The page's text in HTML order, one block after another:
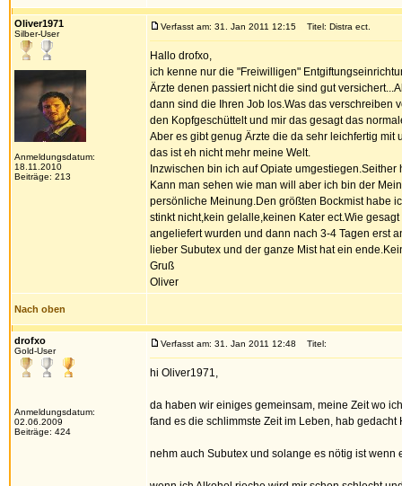
Oliver1971
Silber-User
Anmeldungsdatum:
18.11.2010
Beiträge: 213
Verfasst am: 31. Jan 2011 12:15 Titel: Distra ect.
Hallo drofxo,
ich kenne nur die "Freiwilligen"
Ärzte denen passiert nicht die sind gut
dann sind die Ihren Job los.Was das verschreiben
den Kopfgeschüttelt und mir das gesagt das
Aber es gibt genug Ärzte die da sehr leichfertig
das ist eh nicht mehr meine Welt.
Inzwischen bin ich auf Opiate
Kann man sehen wie man will aber ich bin der
persönliche Meinung.Den größten Bockmist habe
stinkt nicht,kein gelalle,keinen Kater ect.Wie
angeliefert wurden und dann nach 3-4 Tagen erst
lieber Subutex und der ganze Mist hat ein
Gruß
Oliver
Nach oben
drofxo
Gold-User
Anmeldungsdatum:
02.06.2009
Beiträge: 424
Verfasst am: 31. Jan 2011 12:48 Titel:
hi Oliver1971,
da haben wir einiges gemeinsam, meine Zeit wo
fand es die schlimmste Zeit im Leben, hab
nehm auch Subutex und solange es nötig ist